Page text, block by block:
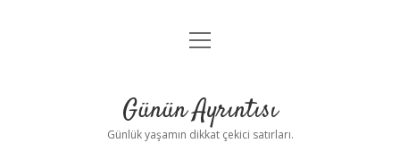
Anasayfa
Yasal Uyarı
menüyü
Günün Ayrıntısı
Günlük yaşamın dikkat çekici satırları.